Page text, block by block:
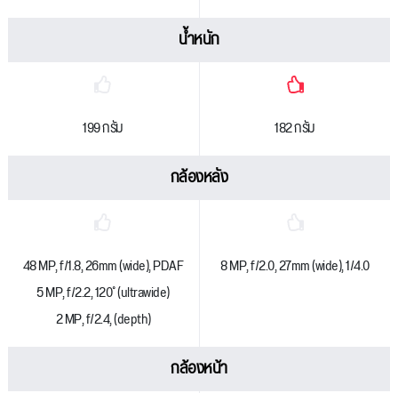
น้ำหนัก
199 กรัม 182 กรัม
กล้องหลัง
48 MP, f/1.8, 26mm (wide), PDAF
5 MP, f/2.2, 120˚ (ultrawide)
2 MP, f/2.4, (depth)
8 MP, f/2.0, 27mm (wide), 1/4.0
กล้องหน้า